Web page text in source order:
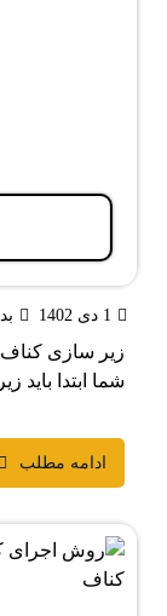
1 دی 1402
زیر سازی
شما ابتدا باید
ادامه مطلب